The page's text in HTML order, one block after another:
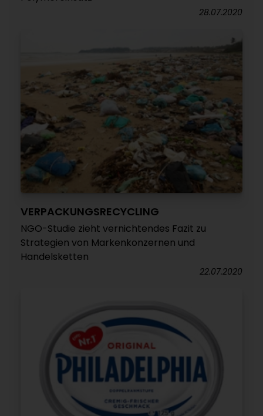
28.07.2020
VERPACKUNGSRECYCLING
NGO-Studie zieht vernichtendes Fazit zu
Strategien von Markenkonzernen und
Handelsketten
22.07.2020